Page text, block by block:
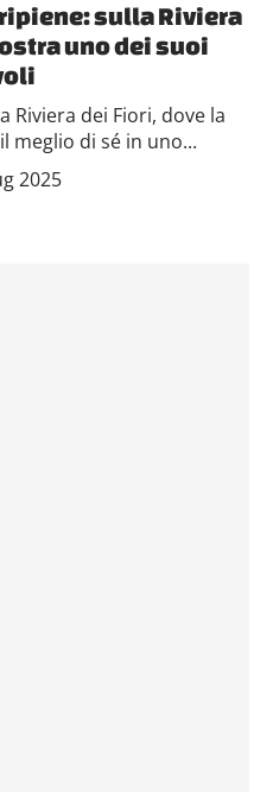
sulla Riviera
uno dei suoi
dei Fiori, dove la
meglio di sé in uno...
2025